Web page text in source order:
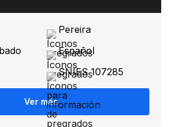
Pereira
Español
SNIES 107285
Ver más